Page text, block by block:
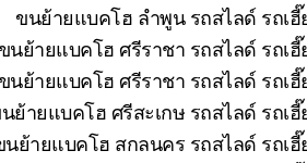
ขนย้ายแบคโฮ ลำพูน รถสไลด์ รถเ
ขนย้ายแบคโฮ ศรีราชา รถสไลด์ รถเ
ขนย้ายแบคโฮ ศรีราชา รถสไลด์ รถเ
ย้ายแบคโฮ ศรีสะเกษ รถสไลด์ รถเ
นย้ายแบคโฮ สกลนคร รถสไลด์ รถเ